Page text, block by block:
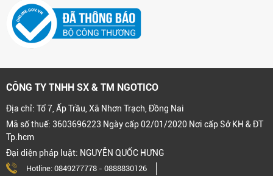
CÔNG TY TNHH SX & TM NGOTICO
Địa chỉ: Tổ 7, Ấp Trầu, Xã Nhơn Trạch, Đồng Nai
Mã số thuế: 3603696223 Ngày cấp 02/01/2020 Nơi cấp Sở KH & ĐT
Tp.hcm
Đại diện pháp luật: NGUYỄN QUỐC HƯNG
Hotline: 0849277778 - 0888830126